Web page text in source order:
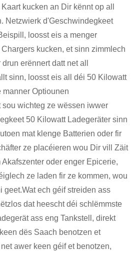
kucken an Dir kënnt op all
Netzwierk d'Geschwindegkeet
loosst eis a menger
kucken, et sinn zimmlech
erënnert datt net all
sinn, loosst eis all déi 50 Kilowatt
manner Optiounen
wichteg ze wëssen iwwer
50 Kilowatt Ladegeräter sinn
mat klenge Batterien oder fir
ze placéieren wou Dir vill Zäit
oder enger Epicerie,
ze laden fir ze kommen, wou
geet.Wat ech géif streiden ass
dat heescht déi schlëmmste
ass eng Tankstell, direkt
dës Saach benotzen et
awer keen géif et benotzen,